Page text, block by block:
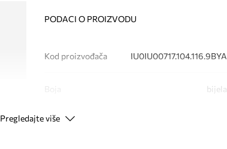
PODACI O PROIZVODU
Kod proizvođača IU0IU00717.104.116.9BYA
bijela
Modna marka
Pregledajte više